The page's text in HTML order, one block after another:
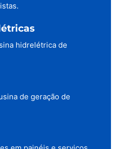
hidrelétrica de
de geração de